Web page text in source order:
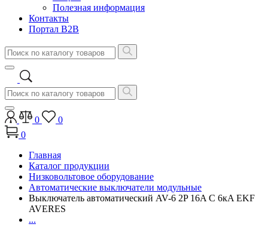
Полезная информация
Контакты
Портал B2B
0
0
0
Главная
Каталог продукции
Низковольтовое оборудование
Автоматические выключатели модульные
Выключатель автоматический AV-6 2P 16A C 6кA EKF
AVERES
...